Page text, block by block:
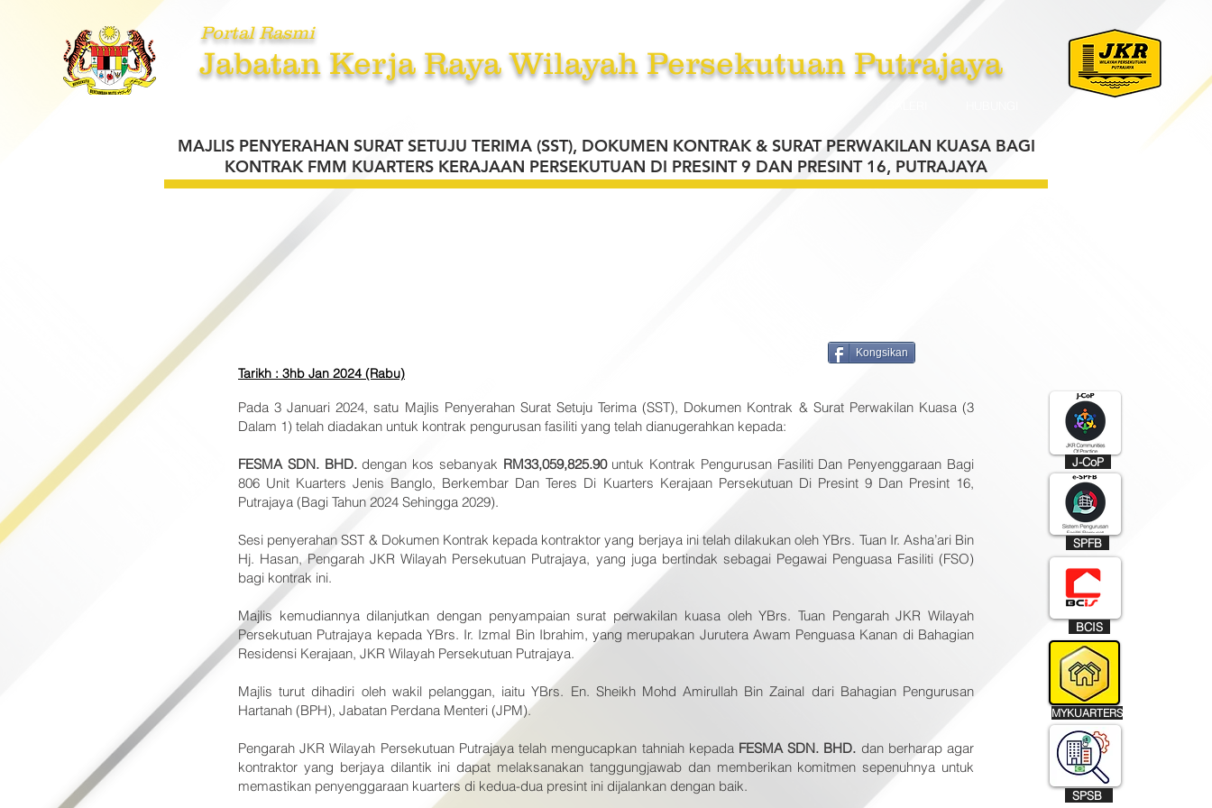
Portal Rasmi
Jabatan Kerja Raya Wilayah Persekutuan Putrajaya
J-CoP
SPFB
BCIS
MYKUARTERS
SPSB
MAJLIS PENYERAHAN SURAT SETUJU TERIMA (SST), DOKUMEN KONTRAK & SURAT PERWAKILAN KUASA BAGI
KONTRAK FMM KUARTERS KERAJAAN PERSEKUTUAN DI PRESINT 9 DAN PRESINT 16, PUTRAJAYA
Kongsikan
Tarikh : 3hb Jan 2024 (Rabu)
Pada 3 Januari 2024, satu Majlis Penyerahan Surat Setuju Terima (SST), Dokumen Kontrak & Surat Perwakilan Kuasa (3
Dalam 1) telah diadakan untuk kontrak pengurusan fasiliti yang telah dianugerahkan kepada:
FESMA SDN. BHD.dengan kos sebanyak RM33,059,825.90untuk Kontrak Pengurusan Fasiliti Dan Penyenggaraan Bagi
806 Unit Kuarters Jenis Banglo, Berkembar Dan Teres Di Kuarters Kerajaan Persekutuan Di Presint 9 Dan Presint 16,
Putrajaya (Bagi Tahun 2024 Sehingga 2029).
Sesi penyerahan SST & Dokumen Kontrak kepada kontraktor yang berjaya ini telah dilakukan oleh YBrs. Tuan Ir. Asha’ari Bin
Hj. Hasan, Pengarah JKR Wilayah Persekutuan Putrajaya, yang juga bertindak sebagai Pegawai Penguasa Fasiliti (FSO)
bagi kontrak ini.
Majlis kemudiannya dilanjutkan dengan penyampaian surat perwakilan kuasa oleh YBrs. Tuan Pengarah JKR Wilayah
Persekutuan Putrajaya kepada YBrs. Ir. Izmal Bin Ibrahim, yang merupakan Jurutera Awam Penguasa Kanan di Bahagian
Residensi Kerajaan, JKR Wilayah Persekutuan Putrajaya.
Majlis turut dihadiri oleh wakil pelanggan, iaitu YBrs. En. Sheikh Mohd Amirullah Bin Zainal dari Bahagian Pengurusan
Hartanah (BPH), Jabatan Perdana Menteri (JPM).
Pengarah JKR Wilayah Persekutuan Putrajaya telah mengucapkan tahniah kepada FESMA SDN. BHD. dan berharap agar
kontraktor yang berjaya dilantik ini dapat melaksanakan tanggungjawab dan memberikan komitmen sepenuhnya untuk
memastikan penyenggaraan kuarters di kedua-dua presint ini dijalankan dengan baik.